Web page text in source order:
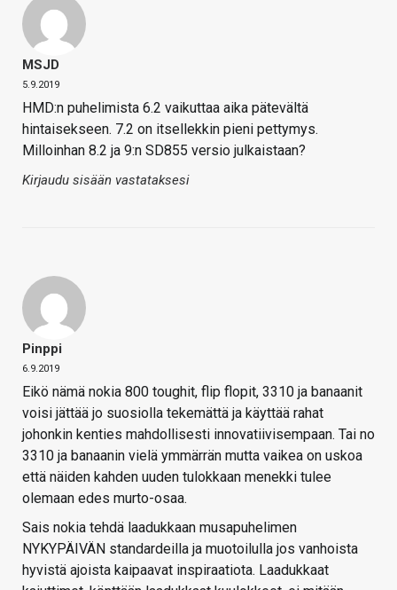
MSJD
5.9.2019
HMD:n puhelimista 6.2 vaikuttaa aika pätevältä
hintaisekseen. 7.2 on itsellekkin pieni pettymys.
Milloinhan 8.2 ja 9:n SD855 versio julkaistaan?
Kirjaudu sisään vastataksesi
Pinppi
6.9.2019
Eikö nämä nokia 800 toughit, flip flopit, 3310 ja banaanit
voisi jättää jo suosiolla tekemättä ja käyttää rahat
johonkin kenties mahdollisesti innovatiivisempaan. Tai no
3310 ja banaanin vielä ymmärrän mutta vaikea on uskoa
että näiden kahden uuden tulokkaan menekki tulee
olemaan edes murto-osaa.
Sais nokia tehdä laadukkaan musapuhelimen
NYKYPÄIVÄN standardeilla ja muotoilulla jos vanhoista
hyvistä ajoista kaipaavat inspiraatiota. Laadukkaat